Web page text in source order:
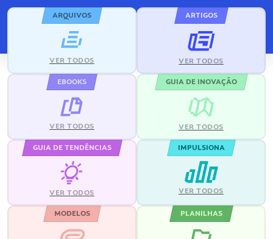
ARQUIVOS
VER TODOS
ARTIGOS
VER TODOS
EBOOKS
VER TODOS
GUIA DE INOVAÇÃO
VER TODOS
GUIA DE TENDÊNCIAS
VER TODOS
IMPULSIONA
VER TODOS
MODELOS PLANILHAS